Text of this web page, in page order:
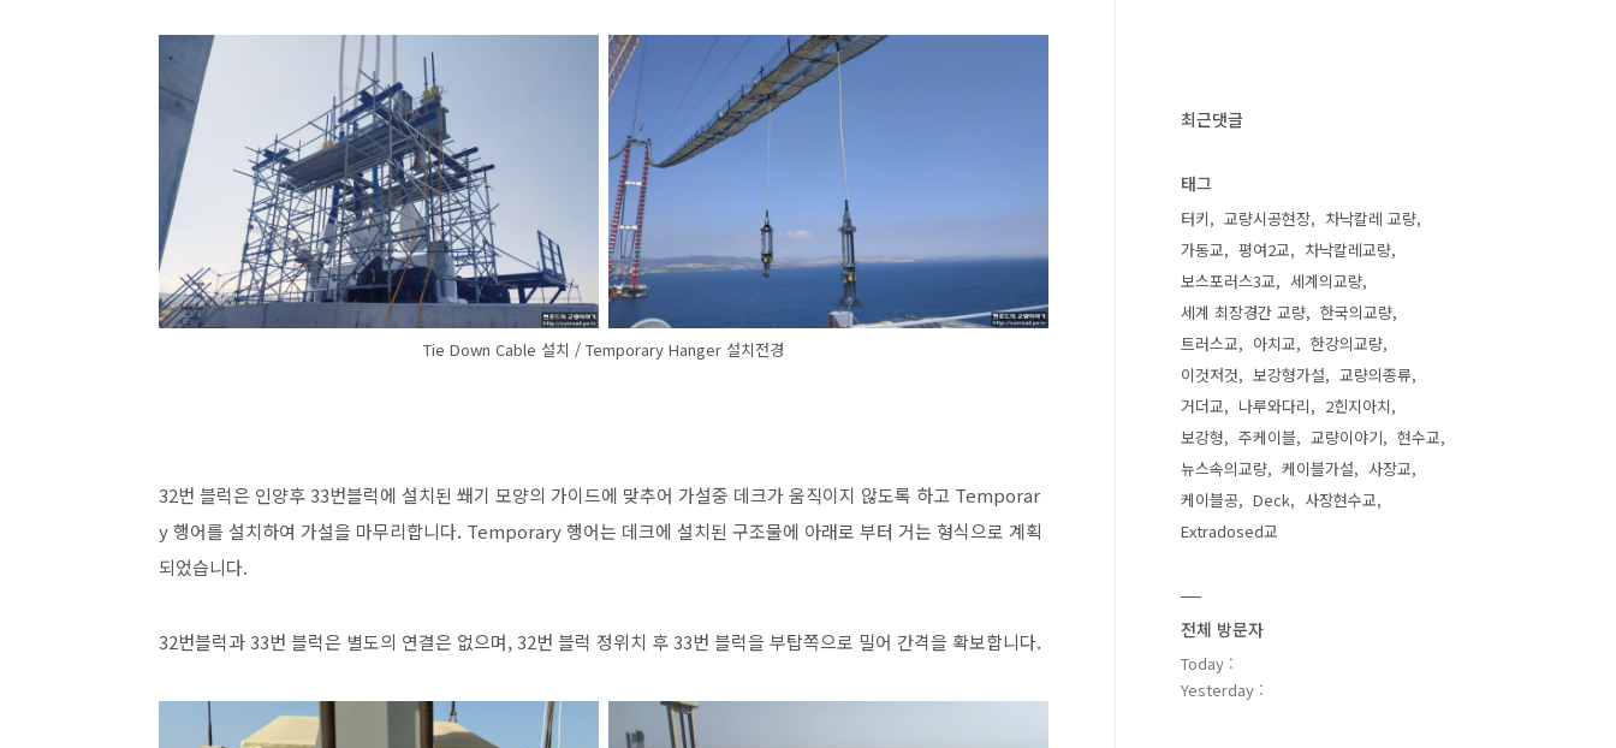
Tie Down Cable 설치 / Temporary Hanger 설치전경
32번 블럭은 인양후 33번블럭에 설치된 쐐기 모양의 가이드에 맞추어 가설중 데크가 움직이지 않도록 하고 Temporar
y 행어를 설치하여 가설을 마무리합니다. Temporary 행어는 데크에 설치된 구조물에 아래로 부터 거는 형식으로 계획
되었습니다.
32번블럭과 33번 블럭은 별도의 연결은 없으며, 32번 블럭 정위치 후 33번 블럭을 부탑쪽으로 밀어 간격을 확보합니다.
최근댓글
태그
터키 교량시공현장
차낙칼레 교량
가동교
평여2교
차낙칼레교량
보스포러스3교
세계의교량
세계 최장경간 교량
한국의교량
트러스교
아치교
한강의교량
이것저것
보강형가설
교량의종류
거더교
나루와다리
2힌지아치
보강형
주케이블 교량이야기
현수교
뉴스속의교량
케이블가설
사장교
케이블공
Deck
사장현수교
Extradosed교
전체 방문자
Today :
Yesterday :